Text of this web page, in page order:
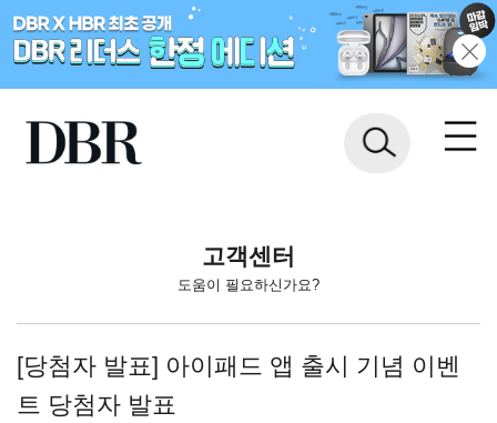
고객센터
도움이 필요하신가요?
[당첨자 발표] 아이패드 앱 출시 기념 이벤
트 당첨자 발표